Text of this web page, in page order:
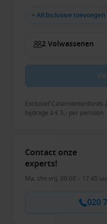
+ All Inclusive toevoegen
2 Volwassenen
Exclusief Calamiteitenfonds
bijdrage à € 5,- per persoon
Contact onze
experts!
Ma. t/m vrij. 09:00 – 17:45
020